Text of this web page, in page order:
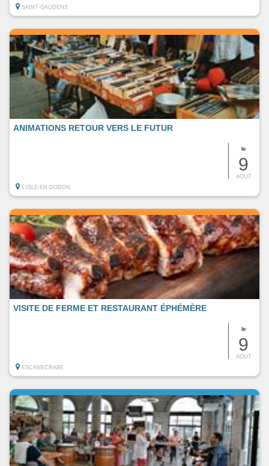
SAINT-GAUDENS
le
9
AOUT
ANIMATIONS RETOUR VERS LE FUTUR
L'ISLE-EN-DODON
le
9
AOUT
VISITE DE FERME ET RESTAURANT ÉPHÉMÈRE
ESCANECRABE